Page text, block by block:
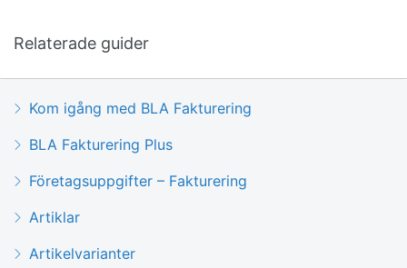
Relaterade guider
Kom igång med BLA Fakturering
BLA Fakturering Plus
Företagsuppgifter – Fakturering
Artiklar
Artikelvarianter